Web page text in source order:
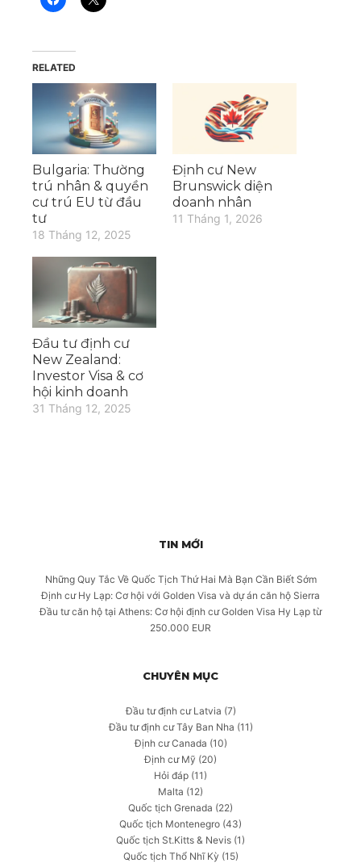
RELATED
Bulgaria: Thường
trú nhân & quyền
cư trú EU từ đầu
tư
18 Tháng 12, 2025
Định cư New
Brunswick diện
doanh nhân
11 Tháng 1, 2026
Đầu tư định cư
New Zealand:
Investor Visa & cơ
hội kinh doanh
31 Tháng 12, 2025
TIN MỚI
Những Quy Tắc Về Quốc Tịch Thứ Hai Mà Bạn Cần Biết Sớm
Định cư Hy Lạp: Cơ hội với Golden Visa và dự án căn hộ Sierra
Đầu tư căn hộ tại Athens: Cơ hội định cư Golden Visa Hy Lạp từ
250.000 EUR
CHUYÊN MỤC
Đầu tư định cư Latvia (7)
Đầu tư định cư Tây Ban Nha (11)
Định cư Canada (10)
Định cư Mỹ (20)
Hỏi đáp (11)
Malta (12)
Quốc tịch Grenada (22)
Quốc tịch Montenegro (43)
Quốc tịch St.Kitts & Nevis (1)
Quốc tịch Thổ Nhĩ Kỳ (15)